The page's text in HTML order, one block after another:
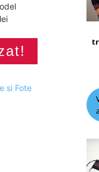
si Fote